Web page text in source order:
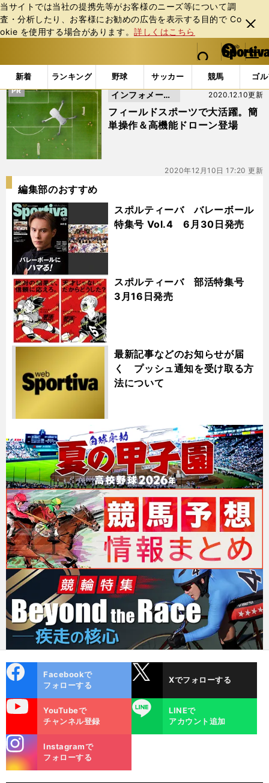
当サイトでは当社の提携先等がお客様のニーズ等について調
査・分析したり、お客様にお勧めの広告を表⽰する⽬的で Co
okie を使⽤する場合があります。詳しくはこちら
閉じ
る
web Sportiva (webスポルティーバ)
検索
マイペ
ー
ジ
メニュ
新着 ランキング 野球 サッカー 競馬 ゴ
b
ス
ポ
ィ
バ
「#DJI」の最新ニュース・ 情報
フィールドスポーツで大活躍。簡
単操作＆高機能ドローン登場
2020.12.10更新
インフォメーシ
ョン
PR
2020年12月10日 17:20 更新
編集部のおすすめ
スポルティーバ バレーボール
特集号 Vol.4 6月30日発売
スポルティーバ 部活特集号
3月16日発売
最新記事などのお知らせが届
く プッシュ通知を受け取る方
法について
ok
Facebookで
フォローする
Xでフォローする
YouTubeで
チャンネル登録
LINE
LINEで
アカウント追加
m
Instagramで
フォローする